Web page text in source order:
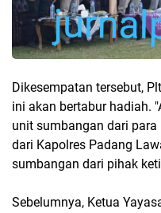
Dikesempatan tersebut,
ini akan bertabur hadiah.
unit sumbangan dari para
dari Kapolres Padang
sumbangan dari pihak
Sebelumnya, Ketua